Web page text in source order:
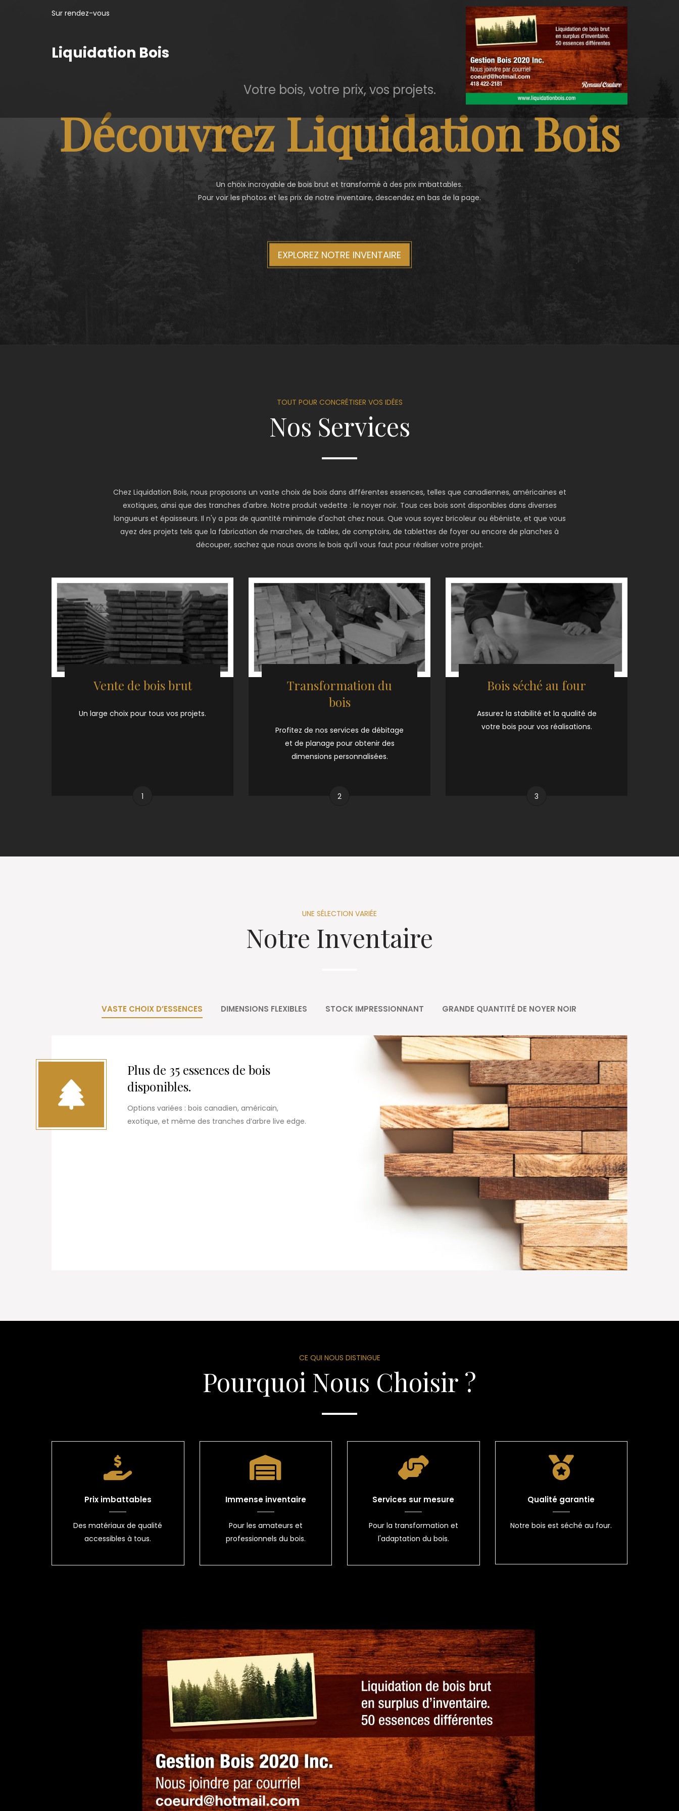
Sur rendez-vous
Liquidation Bois
Votre bois, votre prix, vos projets.
Découvrez Liquidation Bois
Un choix incroyable de bois brut et transformé à des prix imbattables.
Pour voir les photos et les prix de notre inventaire, descendez en bas de la page.
EXPLOREZ NOTRE INVENTAIRE
TOUT POUR CONCRÉTISER VOS IDÉES
Nos Services
Chez Liquidation Bois, nous proposons un vaste choix de bois dans différentes essences, telles que canadiennes, américaines et
exotiques, ainsi que des tranches d'arbre. Notre produit vedette : le noyer noir. Tous ces bois sont disponibles dans diverses
longueurs et épaisseurs. Il n'y a pas de quantité minimale d'achat chez nous. Que vous soyez bricoleur ou ébéniste, et que vous
ayez des projets tels que la fabrication de marches, de tables, de comptoirs, de tablettes de foyer ou encore de planches à
découper, sachez que nous avons le bois qu’il vous faut pour réaliser votre projet.
Vente de bois brut
Un large choix pour tous vos projets.
1
Transformation du
bois
Profitez de nos services de débitage
et de planage pour obtenir des
dimensions personnalisées.
2
Bois séché au four
Assurez la stabilité et la qualité de
votre bois pour vos réalisations.
3
UNE SÉLECTION VARIÉE
Notre Inventaire
VASTE CHOIX D’ESSENCES DIMENSIONS FLEXIBLES STOCK IMPRESSIONNANT GRANDE QUANTITÉ DE NOYER NOIR
Plus de 35 essences de bois
disponibles.
Options variées : bois canadien, américain,
exotique, et même des tranches d’arbre live edge.
CE QUI NOUS DISTINGUE
Pourquoi Nous Choisir ?
Prix imbattables
Des matériaux de qualité
accessibles à tous.
Immense inventaire
Pour les amateurs et
professionnels du bois.
Services sur mesure
Pour la transformation et
l'adaptation du bois.
Qualité garantie
Notre bois est séché au four.